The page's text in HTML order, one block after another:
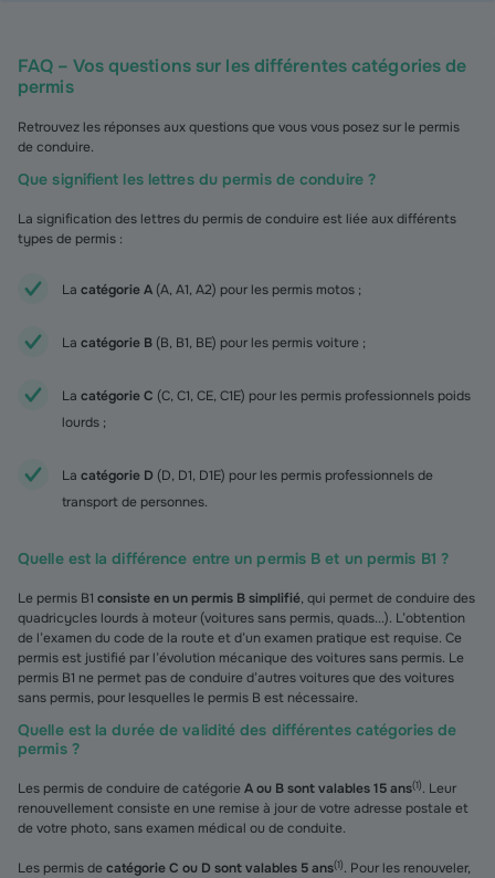
FAQ – Vos questions sur les différentes catégories de
permis
Retrouvez les réponses aux questions que vous vous posez sur le permis
de conduire.
Que signifient les lettres du permis de conduire ?
La signification des lettres du permis de conduire est liée aux différents
types de permis :
La catégorie A (A, A1, A2) pour les permis motos ;
La catégorie B (B, B1, BE) pour les permis voiture ;
La catégorie C (C, C1, CE, C1E) pour les permis professionnels poids
lourds ;
La catégorie D (D, D1, D1E) pour les permis professionnels de
transport de personnes.
Quelle est la différence entre un permis B et un permis B1 ?
Le permis B1 consiste en un permis B simplifié, qui permet de conduire des
quadricycles lourds à moteur (voitures sans permis, quads...). L’obtention
de l’examen du code de la route et d’un examen pratique est requise. Ce
permis est justifié par l’évolution mécanique des voitures sans permis. Le
permis B1 ne permet pas de conduire d’autres voitures que des voitures
sans permis, pour lesquelles le permis B est nécessaire.
Quelle est la durée de validité des différentes catégories de
permis ?
Les permis de conduire de catégorieA ou B sont valables 15 ans(1). Leur
renouvellement consiste en une remise à jour de votre adresse postale et
de votre photo, sans examen médical ou de conduite.
Les permis decatégorie C ou D sont valables 5 ans(1). Pour les renouveler,